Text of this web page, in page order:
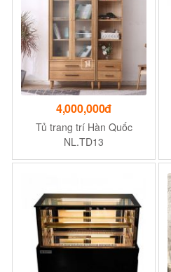
4,000,000đ
Tủ trang trí Hàn Quốc
NL.TD13